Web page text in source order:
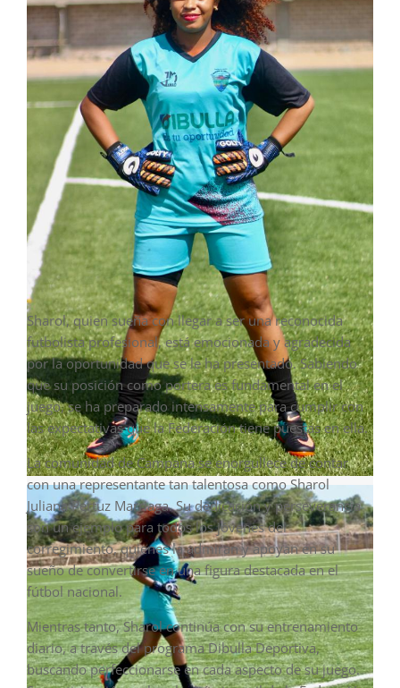
Sharol, quien sueña con llegar a ser una reconocida
futbolista profesional, está emocionada y agradecida
por la oportunidad que se le ha presentado. Sabiendo
que su posición como portera es fundamental en el
juego, se ha preparado intensamente para cumplir con
las expectativas que la Federación tiene puestas en ella.
La comunidad de Campana se enorgullece de contar
con una representante tan talentosa como Sharol
Juliana Pertuz Marriaga. Su dedicación y perseverancia
son un ejemplo para todos los jóvenes del
corregimiento, quienes la admiran y apoyan en su
sueño de convertirse en una figura destacada en el
fútbol nacional.
Mientras tanto, Sharol continúa con su entrenamiento
diario, a través del programa Dibulla Deportiva,
buscando perfeccionarse en cada aspecto de su juego.